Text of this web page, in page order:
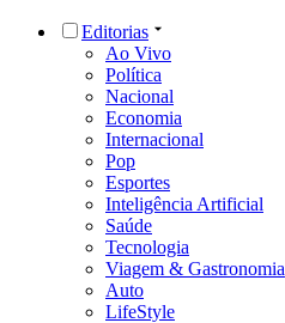
Editorias
Ao Vivo
Política
Nacional
Economia
Internacional
Pop
Esportes
Inteligência Artificial
Saúde
Tecnologia
Viagem & Gastronomia
Auto
LifeStyle